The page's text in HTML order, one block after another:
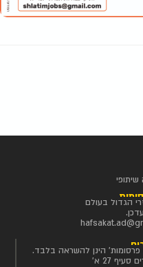
הגדול בעולם
הינן להשראה בלבד.
27 א'